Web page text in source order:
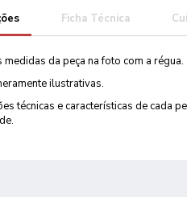
Ficha Técnica
medidas da peça na foto com a régua.
ilustrativas.
técnicas e características de cada